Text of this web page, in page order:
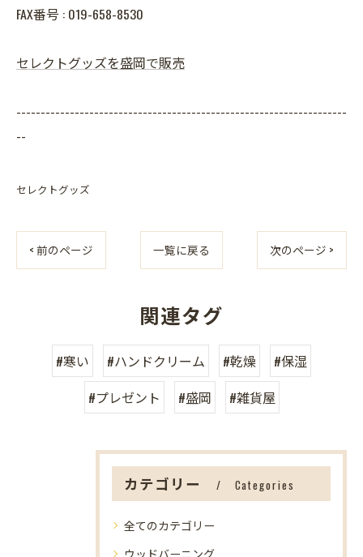
FAX番号 : 019-658-8530
セレクトグッズを盛岡で販売
--------------------------------------------------------------------
--
セレクトグッズ
< 前のページ 一覧に戻る 次のページ >
関連タグ
#寒い #ハンドクリーム #乾燥
#保湿
#プレゼント
#盛岡 #雑貨屋
カテゴリー Categories
全てのカテゴリー
ウッドバーニング